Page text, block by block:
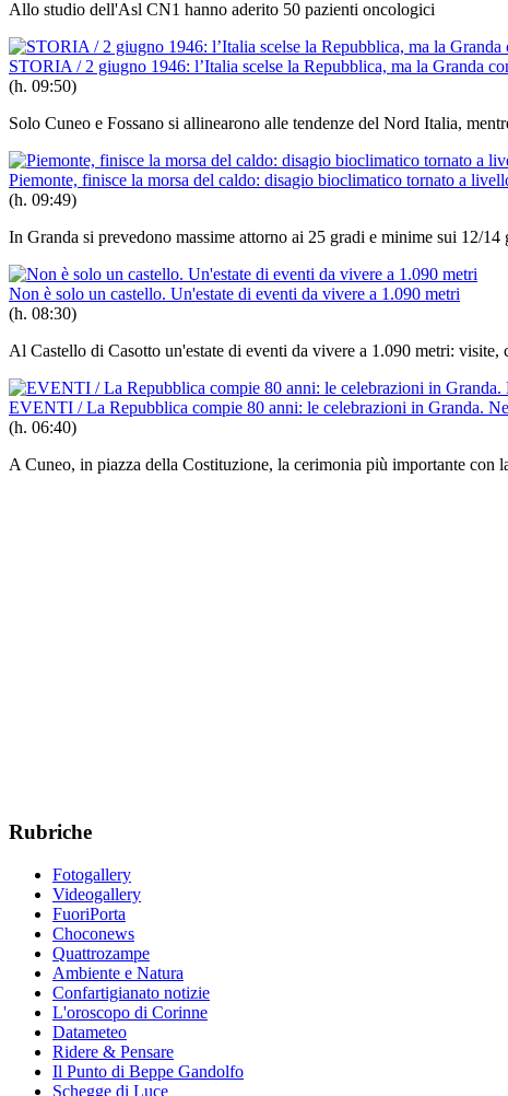
Allo studio dell'Asl CN1 hanno aderito 50 pazienti oncologici
STORIA / 2 giugno 1946: l’Italia scelse la Repubblica, ma la Granda
(h. 09:50)
Solo Cuneo e Fossano si allinearono alle tendenze del Nord Italia,
Piemonte, finisce la morsa del caldo: disagio bioclimatico tornato a
(h. 09:49)
In Granda si prevedono massime attorno ai 25 gradi e minime sui 12/14
Non è solo un castello. Un'estate di eventi da vivere a 1.090 metri
(h. 08:30)
Al Castello di Casotto un'estate di eventi da vivere a 1.090 metri:
EVENTI / La Repubblica compie 80 anni: le celebrazioni in Granda.
(h. 06:40)
A Cuneo, in piazza della Costituzione, la cerimonia più importante
Rubriche
Fotogallery
Videogallery
FuoriPorta
Choconews
Quattrozampe
Ambiente e Natura
Confartigianato notizie
L'oroscopo di Corinne
Datameteo
Ridere & Pensare
Il Punto di Beppe Gandolfo
Schegge di Luce